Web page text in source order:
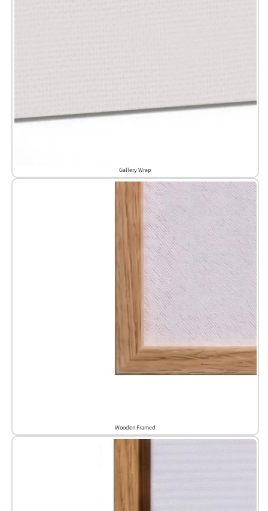
Gallery Wrap
Wooden Framed